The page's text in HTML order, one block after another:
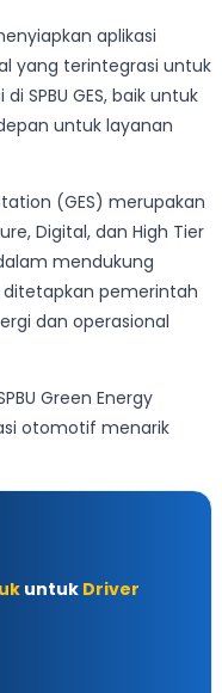
aplikasi
yang terintegrasi untuk
SPBU GES, baik untuk
untuk layanan
(GES) merupakan
Digital, dan High Tier
mendukung
ditetapkan pemerintah
dan operasional
Green Energy
otomotif menarik
untuk Driver